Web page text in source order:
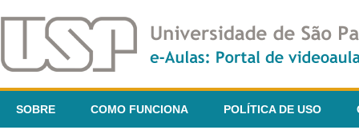
SOBRE COMO FUNCIONA POLÍTICA DE USO